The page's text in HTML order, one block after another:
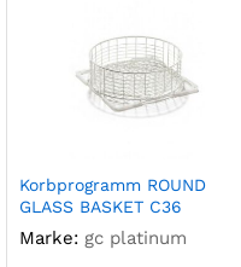
Korbprogramm ROUND
GLASS BASKET C36
Marke: gc platinum